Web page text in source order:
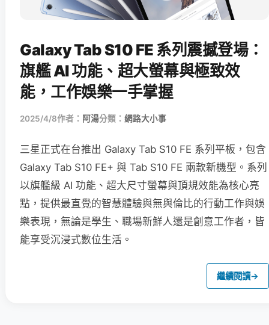
Galaxy Tab S10 FE 系列震撼登場：
旗艦 AI 功能、超大螢幕與極致效
能，工作娛樂一手掌握
2025/4/8作者： 阿湯分類： 網路大小事
三星正式在台推出 Galaxy Tab S10 FE 系列平板，包含
Galaxy Tab S10 FE+ 與 Tab S10 FE 兩款新機型。系列
以旗艦級 AI 功能、超大尺寸螢幕與頂規效能為核心亮
點，提供最直覺的智慧體驗與無與倫比的行動工作與娛
樂表現，無論是學生、職場新鮮人還是創意工作者，皆
能享受沉浸式數位生活。
繼續閱讀→